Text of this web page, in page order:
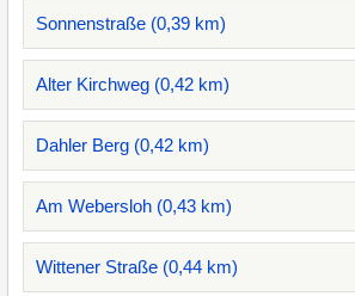
Sonnenstraße (0,39 km)
Alter Kirchweg (0,42 km)
Dahler Berg (0,42 km)
Am Webersloh (0,43 km)
Wittener Straße (0,44 km)